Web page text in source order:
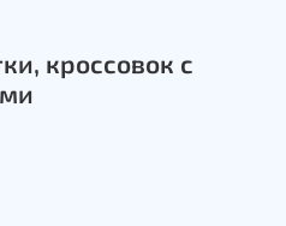
кроссовок с